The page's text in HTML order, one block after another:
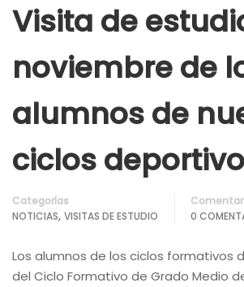
Visita de
noviembre de
alumnos de
ciclos
Categorías
NOTICIAS, VISITAS DE ESTUDIO
0
Los alumnos de los ciclos formativos
del Ciclo Formativo de Grado Medio